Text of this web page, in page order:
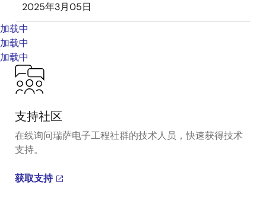
2025年3月05日
加载中
加载中
加载中
支持社区
在线询问瑞萨电子工程社群的技术人员，快速获得技术
支持。
获取支持